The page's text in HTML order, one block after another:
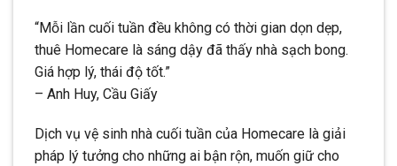
“Mỗi lần cuối tuần đều không có thời gian dọn dẹp,
thuê Homecare là sáng dậy đã thấy nhà sạch bong.
Giá hợp lý, thái độ tốt.”
– Anh Huy, Cầu Giấy
Dịch vụ vệ sinh nhà cuối tuần của Homecare là giải
pháp lý tưởng cho những ai bận rộn, muốn giữ cho